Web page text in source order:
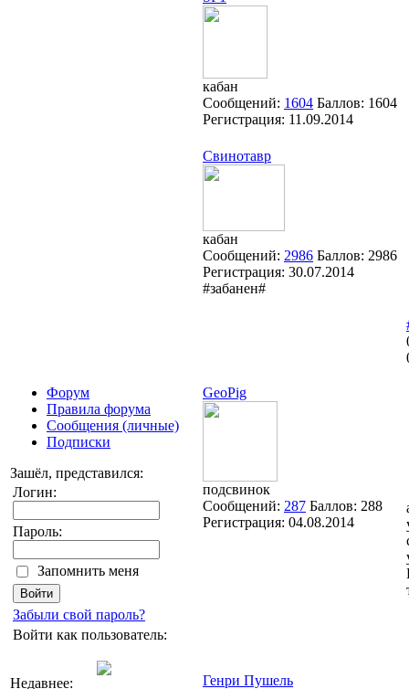
Форум
Правила форума
Сообщения (личные)
Подписки
Зашёл, представился:
Логин:
Пароль:
Запомнить меня
Забыли свой пароль?
Войти как пользователь:
Недавнее:
кабан
Сообщений: 1604 Баллов: 1604
Регистрация: 11.09.2014
Свинотавр
кабан
Сообщений: 2986 Баллов: 2986
Регистрация: 30.07.2014
#забанен#
GeoPig
подсвинок
Сообщений: 287 Баллов: 288
Регистрация: 04.08.2014
Генри Пушель